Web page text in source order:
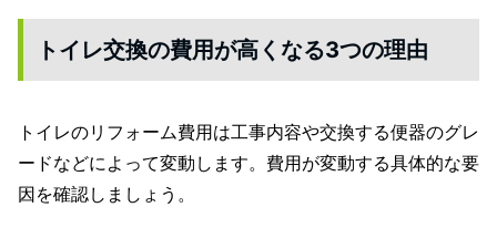
トイレ交換の費用が高くなる3つの理由
トイレのリフォーム費用は工事内容や交換する便器のグレ
ードなどによって変動します。費用が変動する具体的な要
因を確認しましょう。